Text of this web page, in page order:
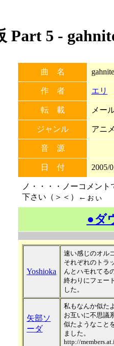
Part 5 -
曲 名 gahnite
作 者 エリ
転 載 メー
ジャンル アニ
音 源
日 付 2005/
ノ・・・・ノーコメン
下さい（＞＜）←ぉぃ
●ダ
Yoshioka
速い感じのオル
それぞれのトラ
んとハモれてる
終わりにフェー
した。
矢部ソ
ーダ
私もなんか似た
お互いに不思議
似たようなこと
ました。
http://